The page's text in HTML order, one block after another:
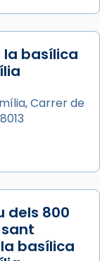
Cugat, a
tradició
Júlia”) i
=
1667, el
una obra
Iluro.
fins que
es canta
de
Mn.
la basílica
Carrer de
dels 800
basílica